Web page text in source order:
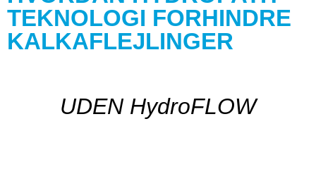
TEKNOLOGI FORHINDRE
KALKAFLEJLINGER
UDEN HydroFLOW